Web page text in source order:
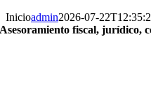
Inicioadmin2026-07-
Asesoramiento fiscal, jurídico,